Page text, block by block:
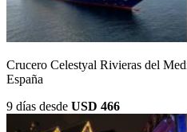
Crucero Celestyal Rivieras del
España
9 días desde USD 466